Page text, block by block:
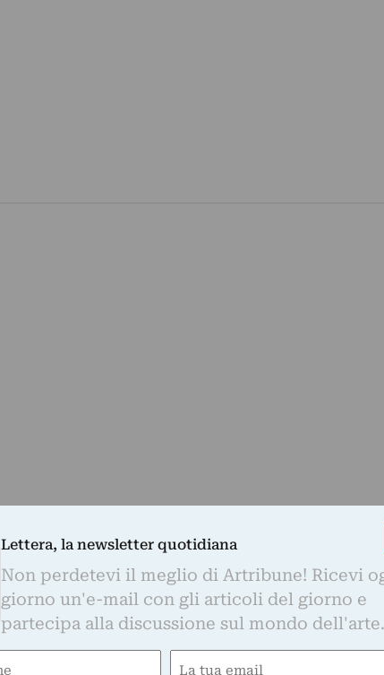
Lettera, la newsletter quotidiana
Non perdetevi il meglio di Artribune! Ricevi
giorno un'e-mail con gli articoli del giorno e
partecipa alla discussione sul mondo dell'arte.
Email